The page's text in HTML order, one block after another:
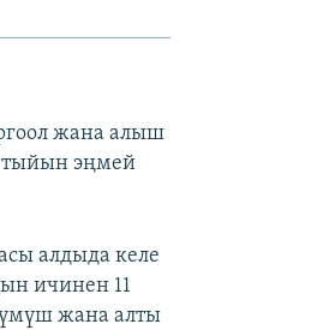
жана алыш
тыйын эңмей
алдыда келе
ичинен 11
жана алты